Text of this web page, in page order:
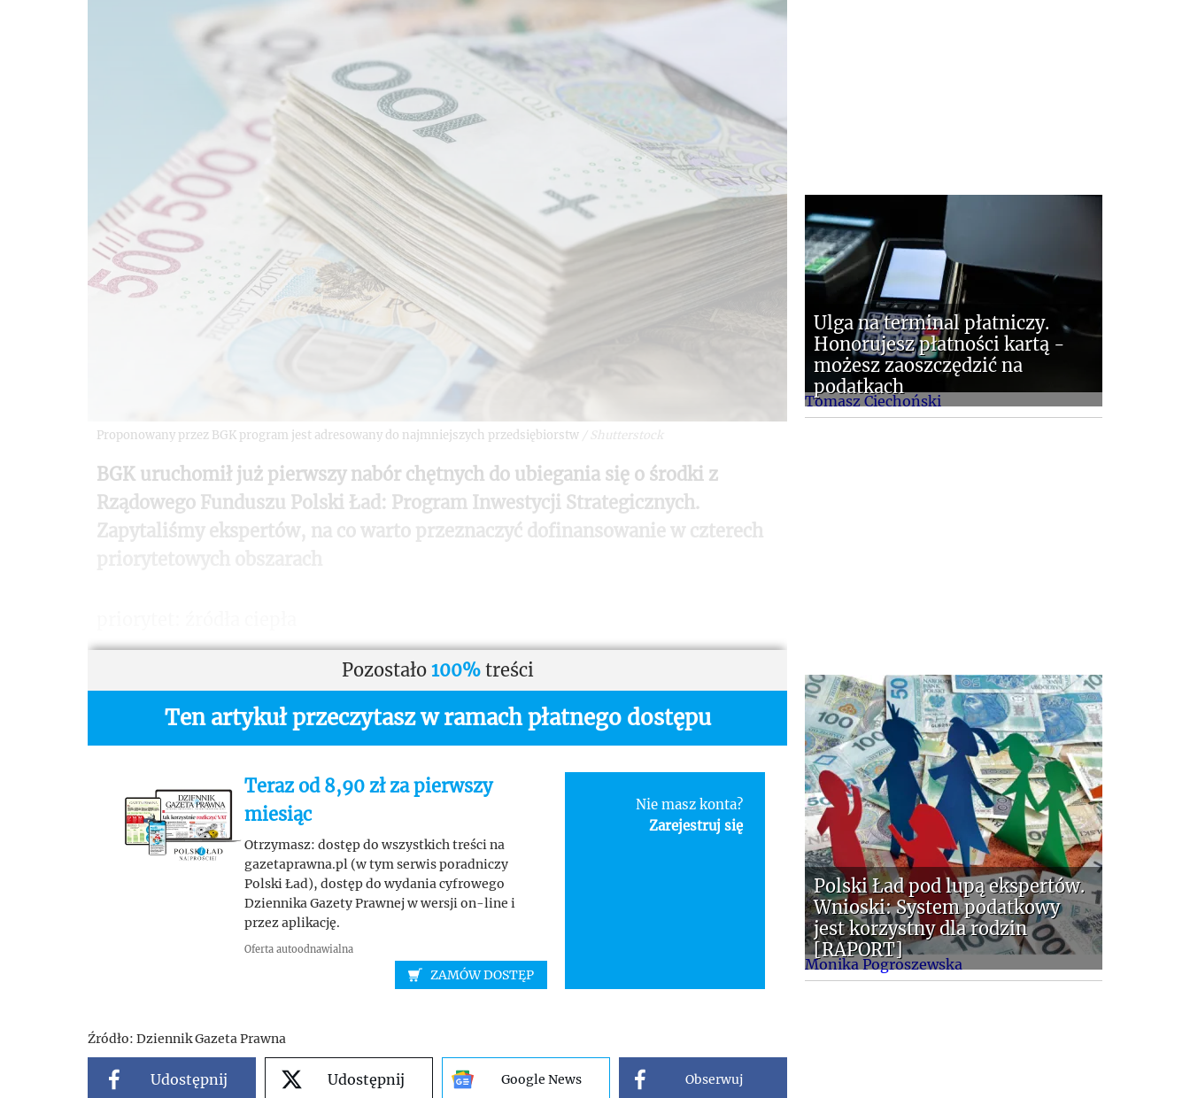
Proponowany przez BGK program jest adresowany do najmniejszych przedsiębiorstw / Shutterstock
BGK uruchomił już pierwszy nabór chętnych do ubiegania się o środki z
Rządowego Funduszu Polski Ład: Program Inwestycji Strategicznych.
Zapytaliśmy ekspertów, na co warto przeznaczyć dofinansowanie w czterech
Pozostało 100%treści
Ten artykuł przeczytasz w ramach płatnego dostępu
Teraz od 8,90 zł za pierwszy
miesiąc
Otrzymasz: dostęp do wszystkich treści na
gazetaprawna.pl (w tym serwis poradniczy
Polski Ład), dostęp do wydania cyfrowego
Dziennika Gazety Prawnej w wersji on-line i
przez aplikację.
Oferta autoodnawialna
ZAMÓW DOSTĘP
Nie masz konta?
Zarejestruj się
Źródło: Dziennik Gazeta Prawna
Udostępnij Udostępnij Google News Obserwuj
Tomasz Ciechoński
Ulga na terminal płatniczy.
Honorujesz płatności kartą -
możesz zaoszczędzić na
podatkach
Monika Pogroszewska
Polski Ład pod lupą ekspertów.
Wnioski: System podatkowy
jest korzystny dla rodzin
[RAPORT]